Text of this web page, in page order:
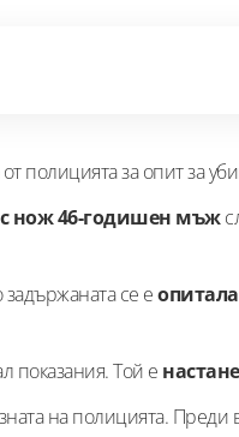
полицията за опит за
нож 46-годишен мъж
се е
показания. Той е
на полицията. Преди